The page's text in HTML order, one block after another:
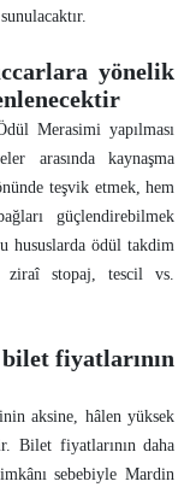
yönelik
Merasimi yapılması
arasında kaynaşma
teşvik etmek, hem
güçlendirebilmek
hususlarda ödül takdim
ziraî stopaj, tescil vs.
fiyatlarının
aksine, hâlen yüksek
Bilet fiyatlarının daha
sebebiyle Mardin